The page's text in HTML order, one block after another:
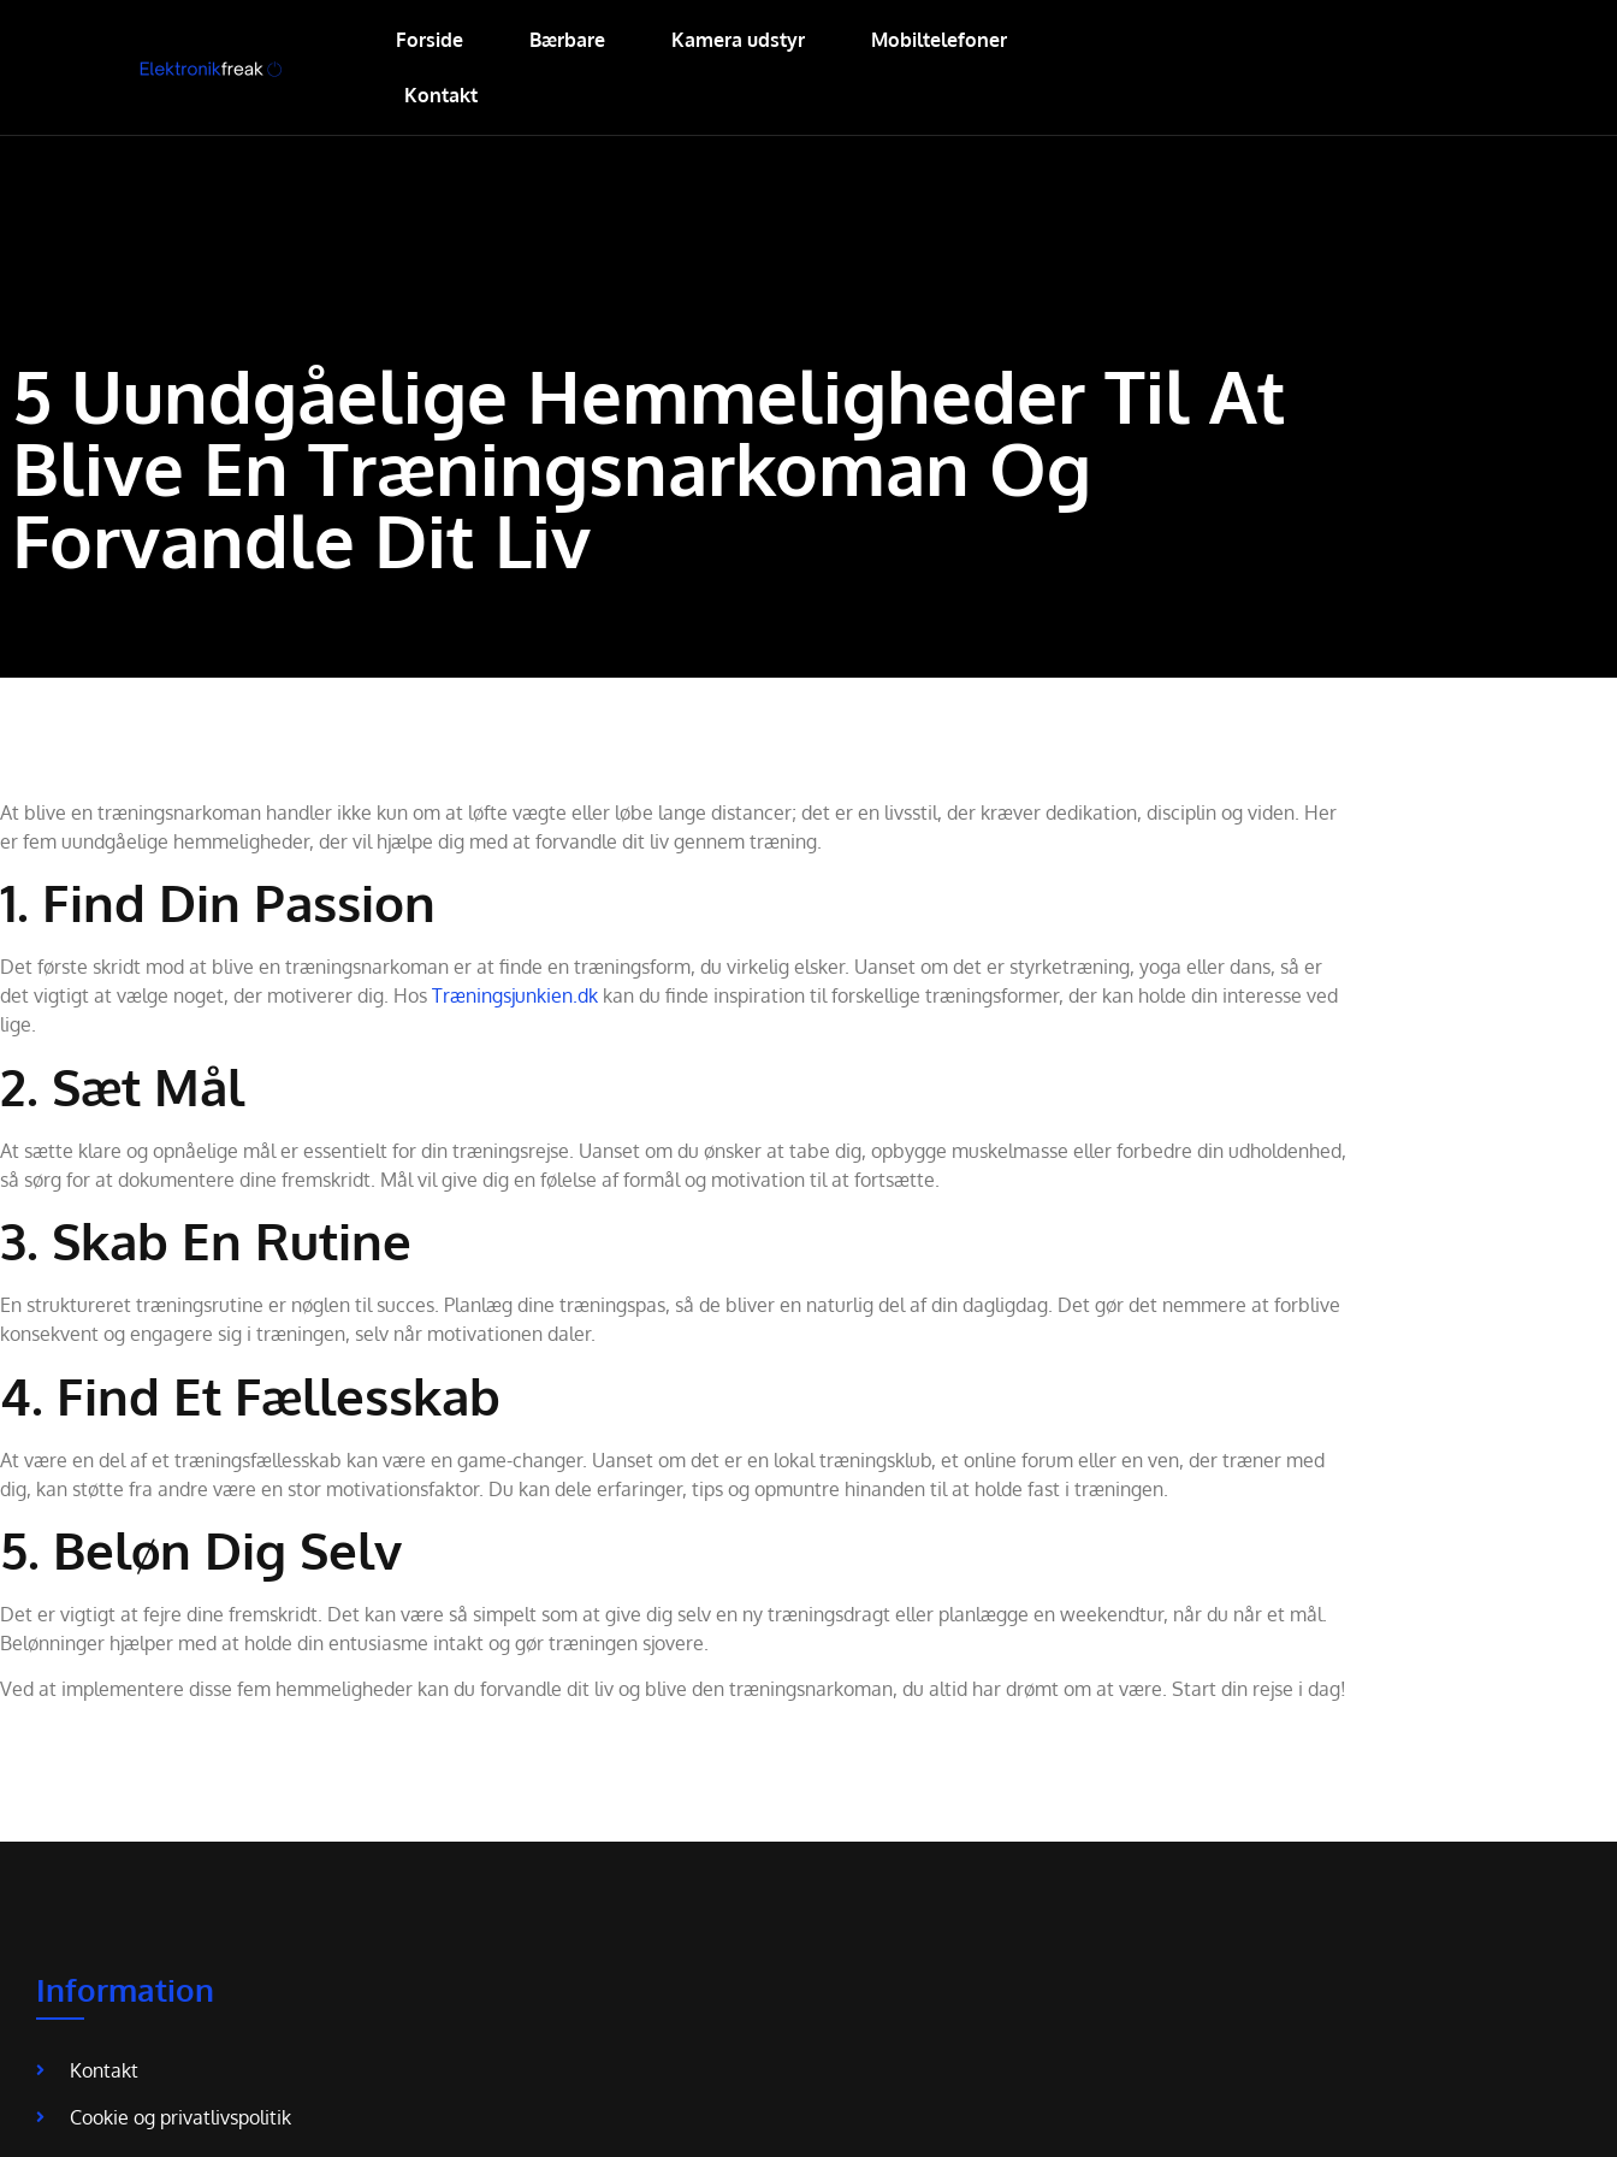
Forside Bærbare Kamera udstyr Mobiltelefoner
Kontakt
5 Uundgåelige Hemmeligheder Til At
Blive En Træningsnarkoman Og
Forvandle Dit Liv
At blive en træningsnarkoman handler ikke kun om at løfte vægte eller løbe lange distancer; det er en livsstil, der kræver dedikation, disciplin og viden. Her
er fem uundgåelige hemmeligheder, der vil hjælpe dig med at forvandle dit liv gennem træning.
1. Find Din Passion
Det første skridt mod at blive en træningsnarkoman er at finde en træningsform, du virkelig elsker. Uanset om det er styrketræning, yoga eller dans, så er
det vigtigt at vælge noget, der motiverer dig. Hos Træningsjunkien.dk kan du finde inspiration til forskellige træningsformer, der kan holde din interesse ved
lige.
2. Sæt Mål
At sætte klare og opnåelige mål er essentielt for din træningsrejse. Uanset om du ønsker at tabe dig, opbygge muskelmasse eller forbedre din udholdenhed,
så sørg for at dokumentere dine fremskridt. Mål vil give dig en følelse af formål og motivation til at fortsætte.
3. Skab En Rutine
En struktureret træningsrutine er nøglen til succes. Planlæg dine træningspas, så de bliver en naturlig del af din dagligdag. Det gør det nemmere at forblive
konsekvent og engagere sig i træningen, selv når motivationen daler.
4. Find Et Fællesskab
At være en del af et træningsfællesskab kan være en game-changer. Uanset om det er en lokal træningsklub, et online forum eller en ven, der træner med
dig, kan støtte fra andre være en stor motivationsfaktor. Du kan dele erfaringer, tips og opmuntre hinanden til at holde fast i træningen.
5. Beløn Dig Selv
Det er vigtigt at fejre dine fremskridt. Det kan være så simpelt som at give dig selv en ny træningsdragt eller planlægge en weekendtur, når du når et mål.
Belønninger hjælper med at holde din entusiasme intakt og gør træningen sjovere.
Ved at implementere disse fem hemmeligheder kan du forvandle dit liv og blive den træningsnarkoman, du altid har drømt om at være. Start din rejse i dag!
Information
Kontakt
Cookie og privatlivspolitik